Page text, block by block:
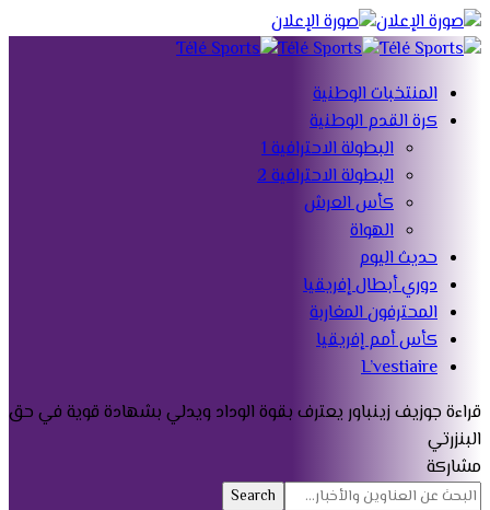
المنتخبات الوطنية
كرة القدم الوطنية
البطولة الاحترافية 1
البطولة الاحترافية 2
كأس العرش
الهواة
حديث اليوم
دوري أبطال إفريقيا
المحترفون المغاربة
كأس أمم إفريقيا
L’vestiaire
قراءة جوزيف زينباور يعترف بقوة الوداد ويدلي بشهادة قوية في حق
البنزرتي
مشاركة